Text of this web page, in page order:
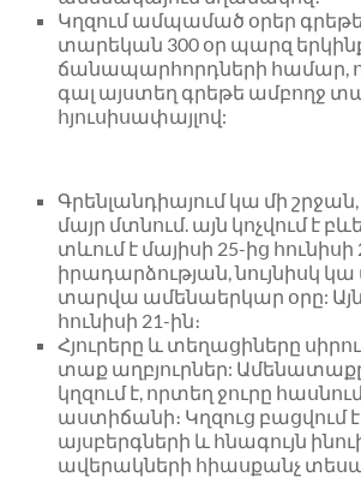
Կղզում ամպամած օրեր
տարեկան 300 օր պարզ երկինք
ճանապարհորդների համար,
գալ այստեղ գրեթե ամբողջ
հյուսիսափայլով:
Գրենլանդիայում կա մի
մայր մտնում. այն կոչվում է
տևում է մայիսի 25-ից
իրադարձության, նույնիսկ կա
տարվա ամենաերկար օրը: Այն
հունիսի 21-ին։
Հյուրերը և տեղացիները
տաք աղբյուրներ:
կղզում է, որտեղ ջուրը
աստիճանի։ Կղզուց բացվում
այսբերգների և հնագույն
ավերակների հիասքանչ